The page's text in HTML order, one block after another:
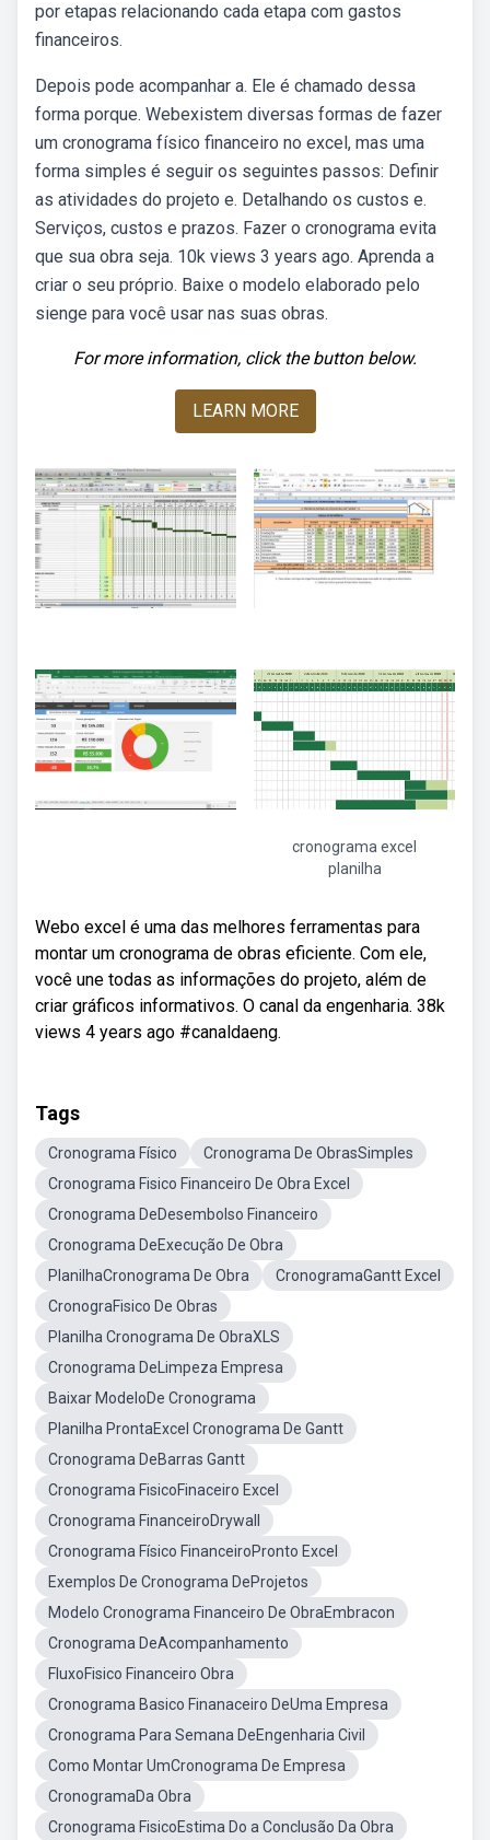
por etapas relacionando cada etapa com gastos
financeiros.
Depois pode acompanhar a. Ele é chamado dessa
forma porque. Webexistem diversas formas de fazer
um cronograma físico financeiro no excel, mas uma
forma simples é seguir os seguintes passos: Definir
as atividades do projeto e. Detalhando os custos e.
Serviços, custos e prazos. Fazer o cronograma evita
que sua obra seja. 10k views 3 years ago. Aprenda a
criar o seu próprio. Baixe o modelo elaborado pelo
sienge para você usar nas suas obras.
For more information, click the button below.
LEARN MORE
cronograma excel
planilha
Webo excel é uma das melhores ferramentas para
montar um cronograma de obras eficiente. Com ele,
você une todas as informações do projeto, além de
criar gráficos informativos. O canal da engenharia. 38k
views 4 years ago #canaldaeng.
Tags
Cronograma Físico
Cronograma De ObrasSimples
Cronograma Fisico Financeiro De Obra Excel
Cronograma DeDesembolso Financeiro
Cronograma DeExecução De Obra
PlanilhaCronograma De Obra
CronogramaGantt Excel
CronograFisico De Obras
Planilha Cronograma De ObraXLS
Cronograma DeLimpeza Empresa
Baixar ModeloDe Cronograma
Planilha ProntaExcel Cronograma De Gantt
Cronograma DeBarras Gantt
Cronograma FisicoFinaceiro Excel
Cronograma FinanceiroDrywall
Cronograma Físico FinanceiroPronto Excel
Exemplos De Cronograma DeProjetos
Modelo Cronograma Financeiro De ObraEmbracon
Cronograma DeAcompanhamento
FluxoFisico Financeiro Obra
Cronograma Basico Finanaceiro DeUma Empresa
Cronograma Para Semana DeEngenharia Civil
Como Montar UmCronograma De Empresa
CronogramaDa Obra
Cronograma FisicoEstima Do a Conclusão Da Obra